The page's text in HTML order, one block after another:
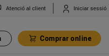
Atenció al client Iniciar sessió
Comprar online